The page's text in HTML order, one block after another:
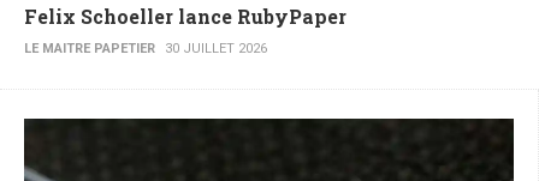
Felix Schoeller lance RubyPaper
LE MAITRE PAPETIER 30 JUILLET 2026